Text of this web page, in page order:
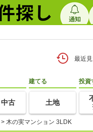
最近
中古
建てる
土地
投資
> 木の実マンション 3LDK